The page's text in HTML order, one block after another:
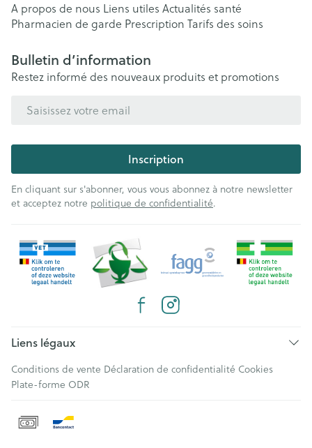
A propos de nous Liens utiles Actualités santé
Pharmacien de garde Prescription Tarifs des soins
Bulletin d’information
Restez informé des nouveaux produits et promotions
Inscription
En cliquant sur s'abonner, vous vous abonnez à notre newsletter
et acceptez notre politique de confidentialité.
Liens légaux
Conditions de vente Déclaration de confidentialité Cookies
Plate-forme ODR